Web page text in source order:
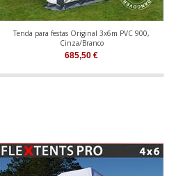
Tenda para festas Original 3x6m PVC 900,
Cinza/Branco
685,50 €